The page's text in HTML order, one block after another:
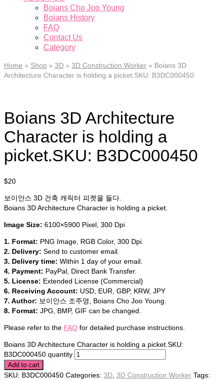
Boians Cho Joo Young
Boians History
FAQ
Contact Us
Category
Home » Shop » 3D » 3D Construction Worker » Boians 3D
Architecture Character is holding a picket.SKU: B3DC000450
Boians 3D Architecture
Character is holding a
picket.SKU: B3DC000450
$20
보이안스 3D 건축 캐릭터 피켓을 들다.
Boians 3D Architecture Character is holding a picket.
Image Size: 6100×5900 Pixel, 300 Dpi
1. Format: PNG Image, RGB Color, 300 Dpi.
2. Delivery: Send to customer email.
3. Delivery time: Within 1 day of your email.
4. Payment: PayPal, Direct Bank Transfer.
5. License: Extended License (Commercial)
6. Receiving Account: USD, EUR, GBP, KRW, JPY
7. Author: 보이안스 조주영, Boians Cho Joo Young.
8. Format: JPG, BMP, GIF can be changed.
Please refer to the FAQ for detailed purchase instructions.
Boians 3D Architecture Character is holding a picket.SKU:
B3DC000450 quantity
Add to cart
SKU: B3DC000450 Categories: 3D 3D Construction Worker Tags: